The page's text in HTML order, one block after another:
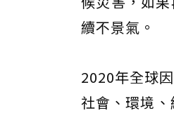
續不景氣。
2020年全球
社會、環境